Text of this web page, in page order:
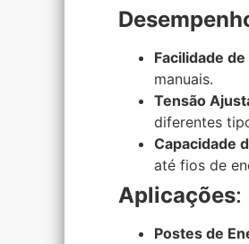
Facilidade de
manuais.
Tensão
diferentes
Capacidade
até fios de
Aplicações:
Postes de